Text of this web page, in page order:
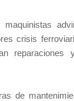
crisis
reparaciones
de